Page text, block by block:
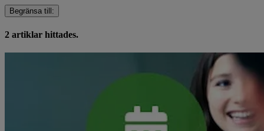
Begränsa till :
2 artiklar hittades.